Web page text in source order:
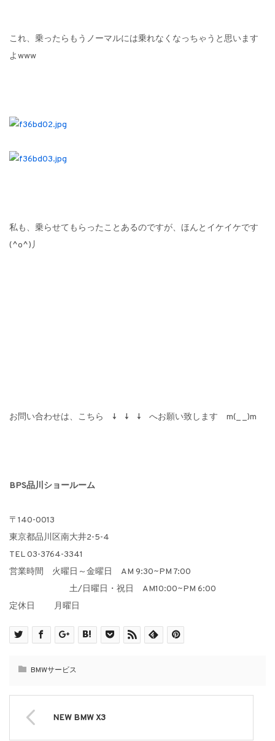
これ、乗ったらもうノーマルには乗れなくなっちゃうと思います
よwww
私も、乗らせてもらったことあるのですが、ほんとイケイケです
(^o^)丿
お問い合わせは、こちら ↓ ↓ ↓ へお願い致します m(_ _)m
BPS品川ショールーム
〒140-0013
東京都品川区南大井2-5-4
TEL 03-3764-3341
営業時間 火曜日～金曜日 AM 9:30~PM 7:00
土/日曜日・祝日 AM10:00~PM 6:00
定休日 月曜日
BMWサービス
NEW BMW X3